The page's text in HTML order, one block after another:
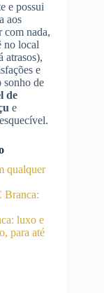
e possui
aos
com nada,
no local
atrasos),
e
sonho de
de
e
qualquer
Branca:
luxo e
para até